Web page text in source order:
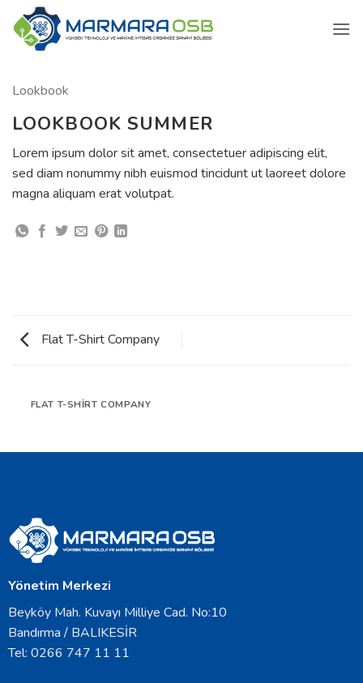
İçeriğe
atla
Lookbook
LOOKBOOK SUMMER
Lorem ipsum dolor sit amet, consectetuer adipiscing elit,
sed diam nonummy nibh euismod tincidunt ut laoreet dolore
magna aliquam erat volutpat.
Flat T-Shirt Company
FLAT T-SHIRT COMPANY
Yönetim Merkezi
Beyköy Mah. Kuvayı Milliye Cad. No:10
Bandırma / BALIKESİR
Tel: 0266 747 11 11